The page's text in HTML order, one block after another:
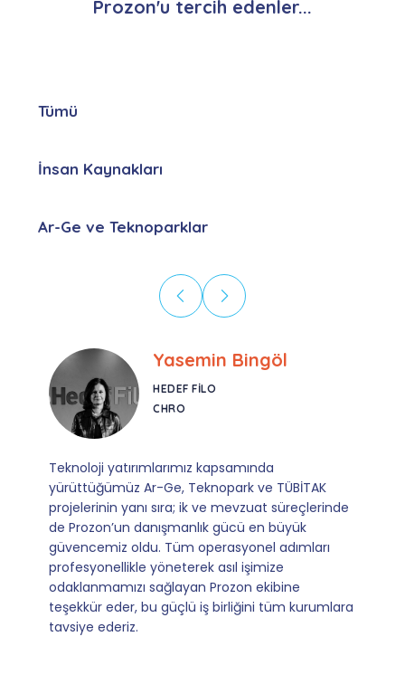
Prozon'u tercih edenler...
Tümü
İnsan Kaynakları
Ar-Ge ve Teknoparklar
Ebru Kural
CORESYS
SATIŞ YÖNETICISI
Mevzuata uyum, başvuru ve izleme adımlarında
sağladıkları kusursuz yönlendirme sayesinde artık
operasyonlarımızı sıfır kaygı ve tam güvenle
yürütüyoruz. İş birliğimizi bizim için asıl değerli
kılan ise; ihtiyaç duyduğumuz her an ulaşılabilir
olmaları ve sorularımıza aldığımız hızlı geri
dönüşler.